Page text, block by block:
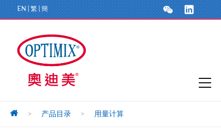
EN 繁 簡
> 产品目录 > 用量计算